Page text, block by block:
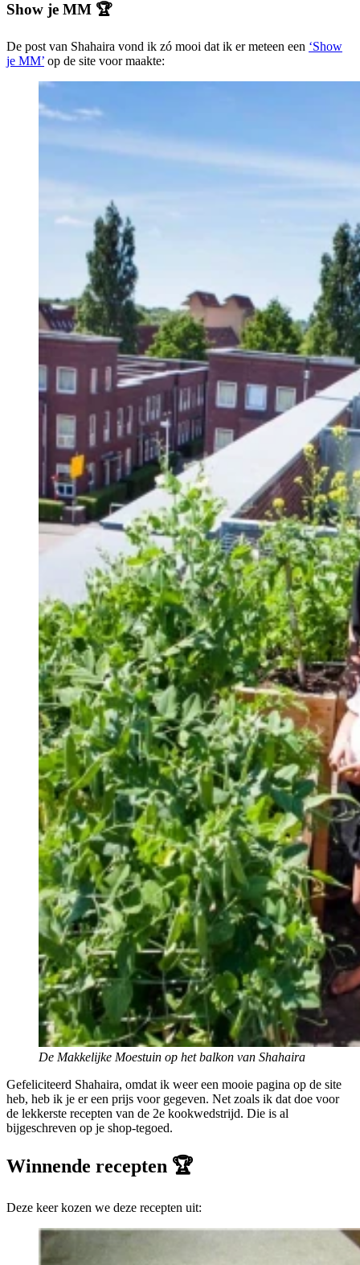
Show je MM 🏆
De post van Shahaira vond ik zó mooi dat ik er meteen een ‘Show
je MM’ op de site voor maakte:
De Makkelijke Moestuin op het balkon van Shahaira
Gefeliciteerd Shahaira, omdat ik weer een mooie pagina op de site
heb, heb ik je er een prijs voor gegeven. Net zoals ik dat doe voor
de lekkerste recepten van de 2e kookwedstrijd. Die is al
bijgeschreven op je shop-tegoed.
Winnende recepten 🏆
Deze keer kozen we deze recepten uit: